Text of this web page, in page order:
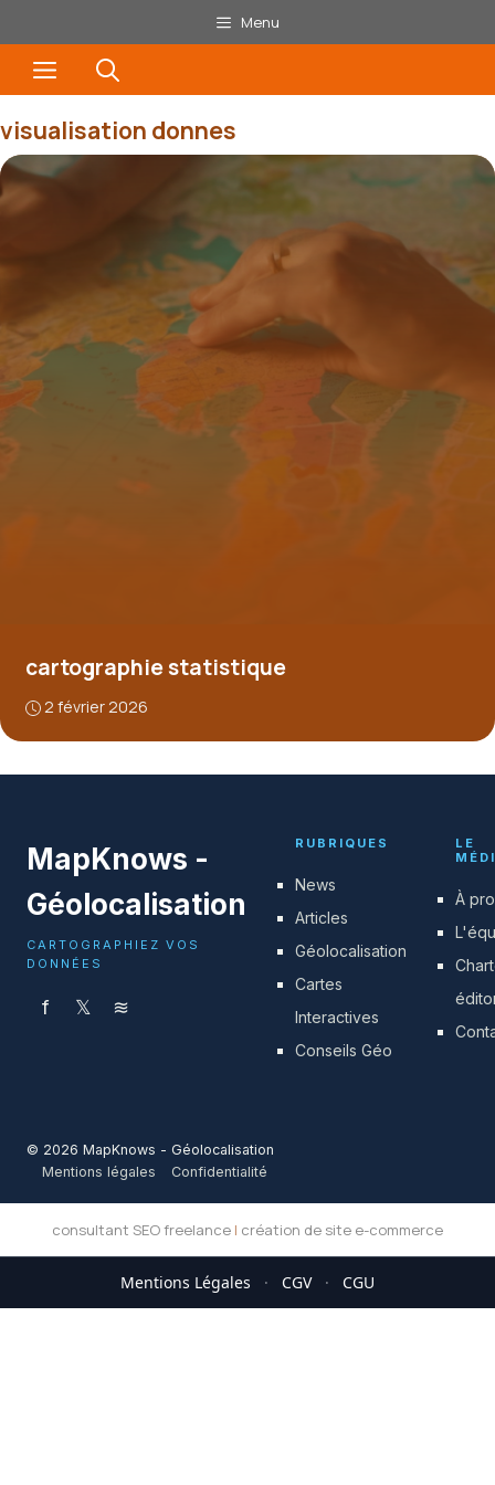
au
contenu
Menu
Menu
visualisation donnes
cartographie statistique
2 février 2026
MapKnows -
Géolocalisation
CARTOGRAPHIEZ VOS
DONNÉES
f 𝕏 ≋
RUBRIQUES
News
Articles
Géolocalisation
Cartes
Interactives
Conseils Géo
LE
À
© 2026 MapKnows - Géolocalisation
Mentions légales
Confidentialité
consultant SEO freelance | création de site e-commerce
Mentions Légales · CGV · CGU